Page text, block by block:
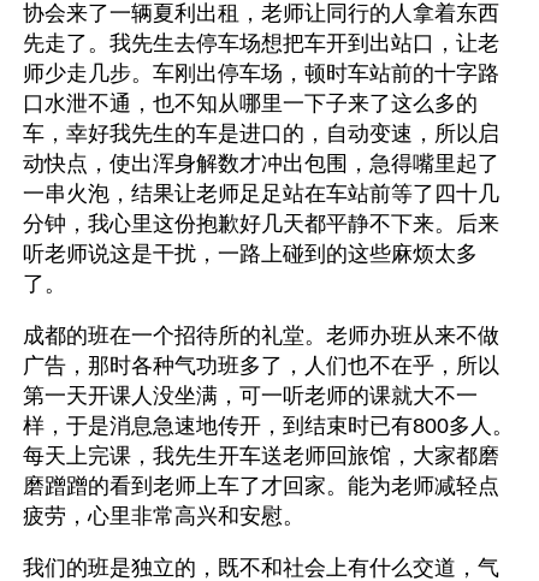
协会来了一辆夏利出租，老师让同行的人拿着东西
先走了。我先生去停车场想把车开到出站口，让老
师少走几步。车刚出停车场，顿时车站前的十字路
口水泄不通，也不知从哪里一下子来了这么多的
车，幸好我先生的车是进口的，自动变速，所以启
动快点，使出浑身解数才冲出包围，急得嘴里起了
一串火泡，结果让老师足足站在车站前等了四十几
分钟，我心里这份抱歉好几天都平静不下来。后来
听老师说这是干扰，一路上碰到的这些麻烦太多
了。
成都的班在一个招待所的礼堂。老师办班从来不做
广告，那时各种气功班多了，人们也不在乎，所以
第一天开课人没坐满，可一听老师的课就大不一
样，于是消息急速地传开，到结束时已有800多人。
每天上完课，我先生开车送老师回旅馆，大家都磨
磨蹭蹭的看到老师上车了才回家。能为老师减轻点
疲劳，心里非常高兴和安慰。
我们的班是独立的，既不和社会上有什么交道，气